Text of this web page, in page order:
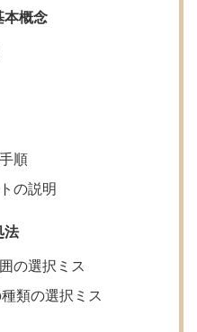
本概念
順
の説明
法
の選択ミス
類の選択ミス